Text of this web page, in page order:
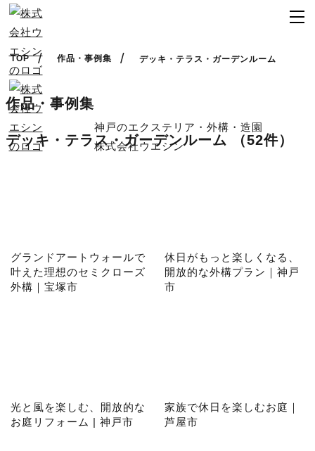
神戸のエクステリア・外構・造園
株式会社ウエシン
TOP 作品・事例集 デッキ・テラス・ガーデンルーム
作品・事例集
デッキ・テラス・ガーデンルーム （52件）
グランドアートウォールで
叶えた理想のセミクローズ
外構｜宝塚市
休日がもっと楽しくなる、
開放的な外構プラン｜神戸
市
光と風を楽しむ、開放的な
お庭リフォーム | 神戸市
家族で休日を楽しむお庭｜
芦屋市